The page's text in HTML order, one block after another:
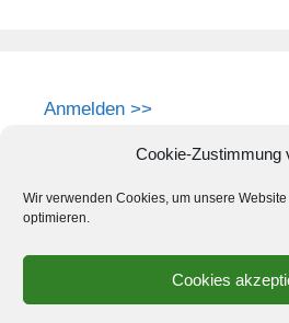
Cookie-Zustimmung
Wir verwenden Cookies, um unsere
optimieren.
Cookies
Anmelden >>